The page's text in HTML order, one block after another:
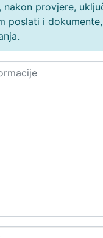
nakon provjere,
poslati i